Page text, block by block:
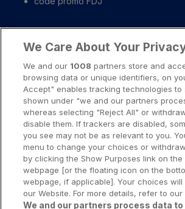
Liens importants
A propos
Notice légale
Presse-Recrutement-Partenariat
Politique de confidentialité
Politique de Cookies
Prévenir la dépendance aux jeux d’argent
Nos rédacteurs
We Care About Your
We and our 1008 partners store and
browsing data or unique identifiers, on
Accept" enables tracking technologies to
shown under "we and our partners
whereas selecting "Reject All" or
disable them. If trackers are disabled,
you see may not be as relevant to you.
menu to change your choices or
by clicking the Show Purposes link on
webpage [or the floating icon on the
webpage, if applicable]. Your choices
our Website. For more details, refer to our
We and our partners process data to